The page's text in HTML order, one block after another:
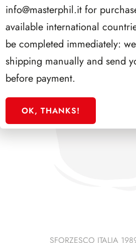
SFORZESCO ITALIA
info@masterphil.it for
available international
be completed immediately:
shipping manually and send
before payment.
OK, THANKS!